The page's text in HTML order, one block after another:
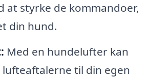
at styrke de kommandoer,
din hund.
Med en hundelufter kan
lufteaftalerne til din egen